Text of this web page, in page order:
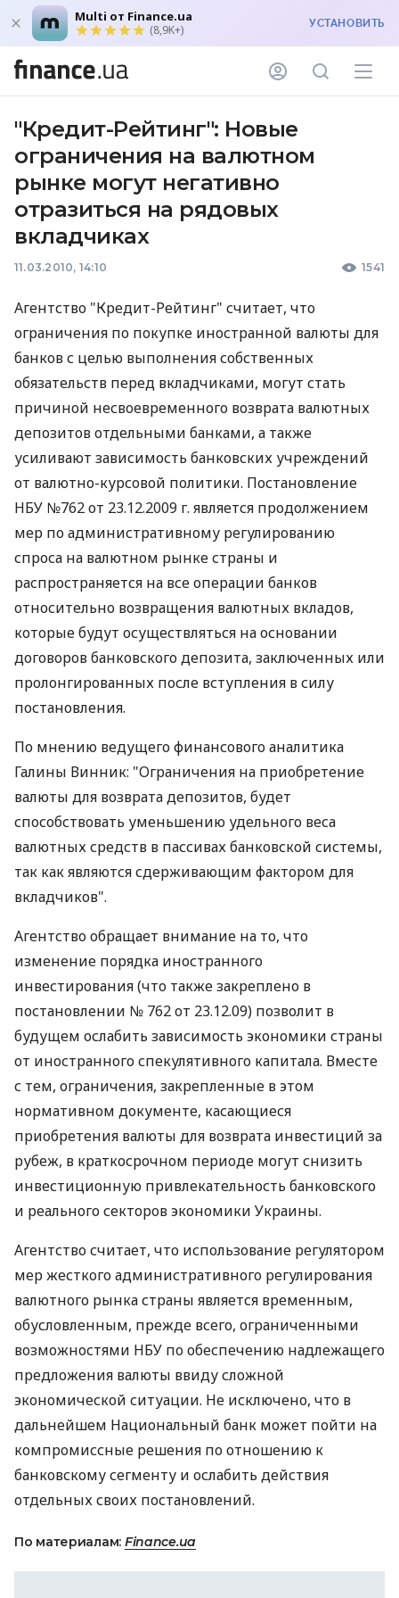
Multi от Finance.ua
(8,9K+) УСТАНОВИТЬ
"Кредит-Рейтинг": Новые
ограничения на валютном
рынке могут негативно
отразиться на рядовых
вкладчиках
11.03.2010, 14:10 1541
Агентство "Кредит-Рейтинг" считает, что
ограничения по покупке иностранной валюты для
банков с целью выполнения собственных
обязательств перед вкладчиками, могут стать
причиной несвоевременного возврата валютных
депозитов отдельными банками, а также
усиливают зависимость банковских учреждений
от валютно-курсовой политики. Постановление
НБУ №762 от 23.12.2009 г. является продолжением
мер по административному регулированию
спроса на валютном рынке страны и
распространяется на все операции банков
относительно возвращения валютных вкладов,
которые будут осуществляться на основании
договоров банковского депозита, заключенных или
пролонгированных после вступления в силу
постановления.
По мнению ведущего финансового аналитика
Галины Винник: "Ограничения на приобретение
валюты для возврата депозитов, будет
способствовать уменьшению удельного веса
валютных средств в пассивах банковской системы,
так как являются сдерживающим фактором для
вкладчиков".
Агентство обращает внимание на то, что
изменение порядка иностранного
инвестирования (что также закреплено в
постановлении № 762 от 23.12.09) позволит в
будущем ослабить зависимость экономики страны
от иностранного спекулятивного капитала. Вместе
с тем, ограничения, закрепленные в этом
нормативном документе, касающиеся
приобретения валюты для возврата инвестиций за
рубеж, в краткосрочном периоде могут снизить
инвестиционную привлекательность банковского
и реального секторов экономики Украины.
Агентство считает, что использование регулятором
мер жесткого административного регулирования
валютного рынка страны является временным,
обусловленным, прежде всего, ограниченными
возможностями НБУ по обеспечению надлежащего
предложения валюты ввиду сложной
экономической ситуации. Не исключено, что в
дальнейшем Национальный банк может пойти на
компромиссные решения по отношению к
банковскому сегменту и ослабить действия
отдельных своих постановлений.
По материалам: Finance.ua